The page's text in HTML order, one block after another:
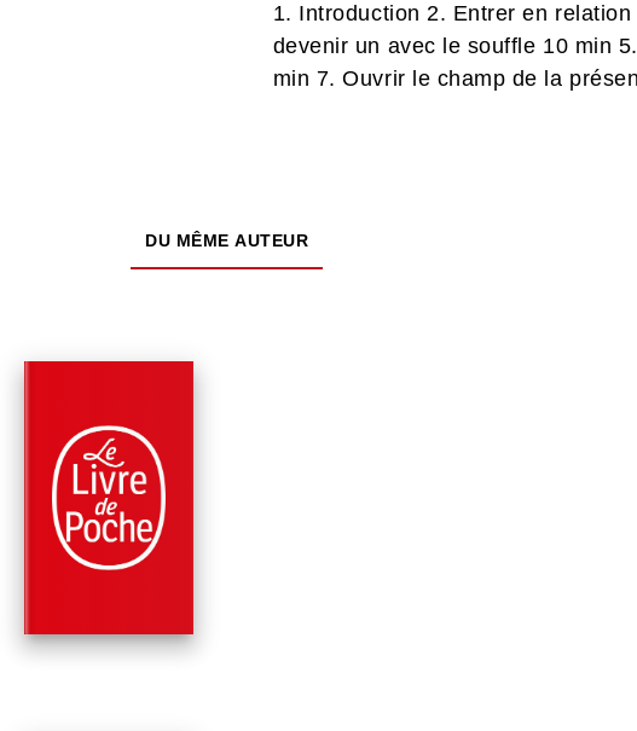
1. Introduction 2. Entrer en
devenir un avec le souffle 10 min
min 7. Ouvrir le champ de la
DU MÊME AUTEUR